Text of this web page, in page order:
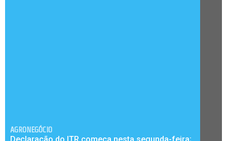
AGRONEGÓCIO
Declaração do ITR começa nesta segunda-feira;